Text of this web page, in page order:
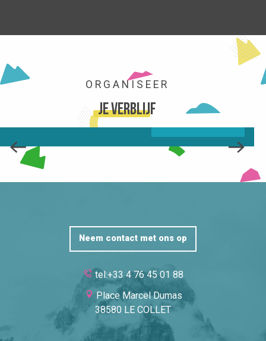
ORGANISEER
je verblijf
HET STATION
Neem contact met ons op
tel:+33 4 76 45 01 88
Place Marcel Dumas
38580 LE COLLET